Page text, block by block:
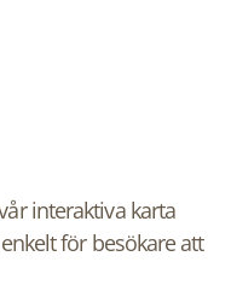
interaktiva karta
för besökare att